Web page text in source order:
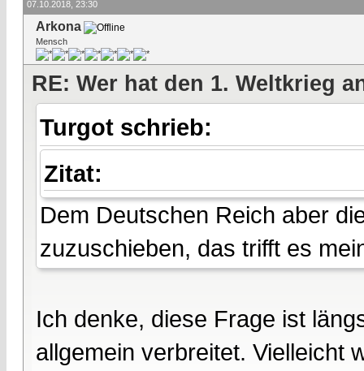
07.10.2018, 23:30
Arkona
Mensch
RE: Wer hat den 1. Weltkrieg
Turgot schrieb:
Zitat:
Dem Deutschen Reich aber
zuzuschieben, das trifft es
Ich denke, diese Frage ist
allgemein verbreitet. Vielleicht